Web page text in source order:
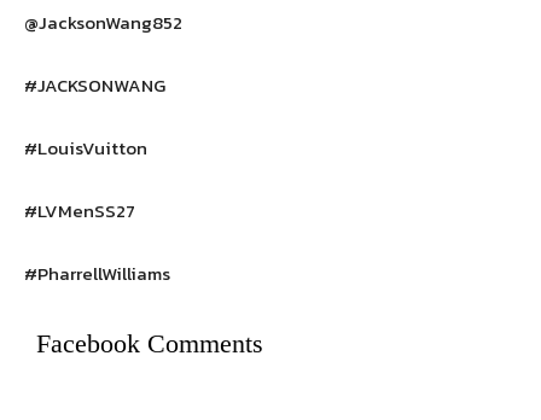
@JacksonWang852
#JACKSONWANG
#LouisVuitton
#LVMenSS27
#PharrellWilliams
Facebook Comments